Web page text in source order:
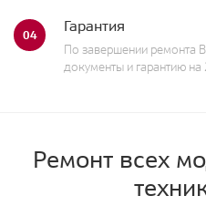
04 Гарантия
По завершении ремонта
документы и гарантию на
Ремонт всех